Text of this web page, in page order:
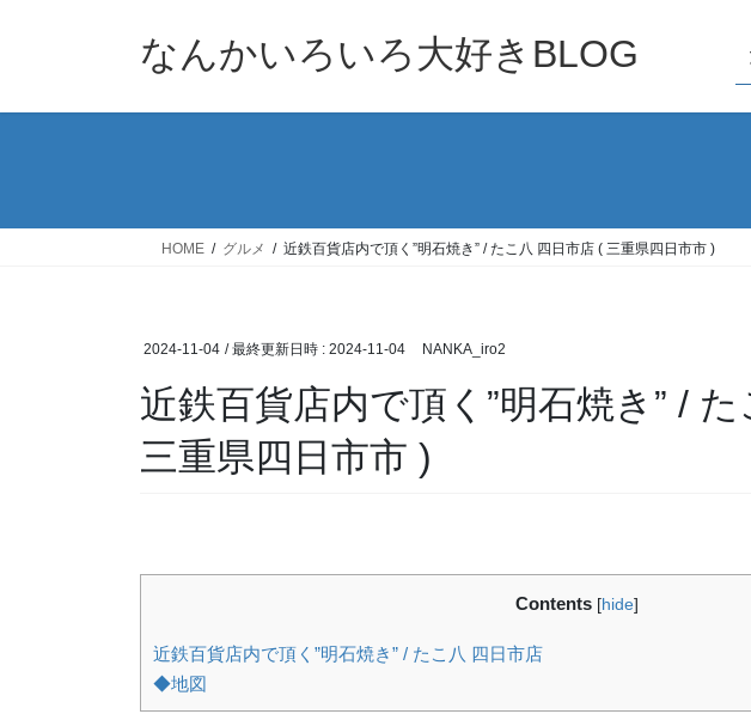
なんかいろいろ大好きBLOG
HOME グルメ 近鉄百貨店内で頂く”明石焼き” / たこ八 四日市店 ( 三重県四日市市 )
2024-11-04 / 最終更新日時 : 2024-11-04 NANKA_iro2
近鉄百貨店内で頂く”明石焼き” /
三重県四日市市 )
Contents [hide]
近鉄百貨店内で頂く”明石焼き” / たこ八 四日市店
◆地図